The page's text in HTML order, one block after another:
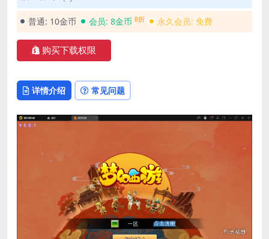
普通: 10金币 会员: 8金币 8折 永久会员: 免费
购买下载权限
详情介绍 常见问题